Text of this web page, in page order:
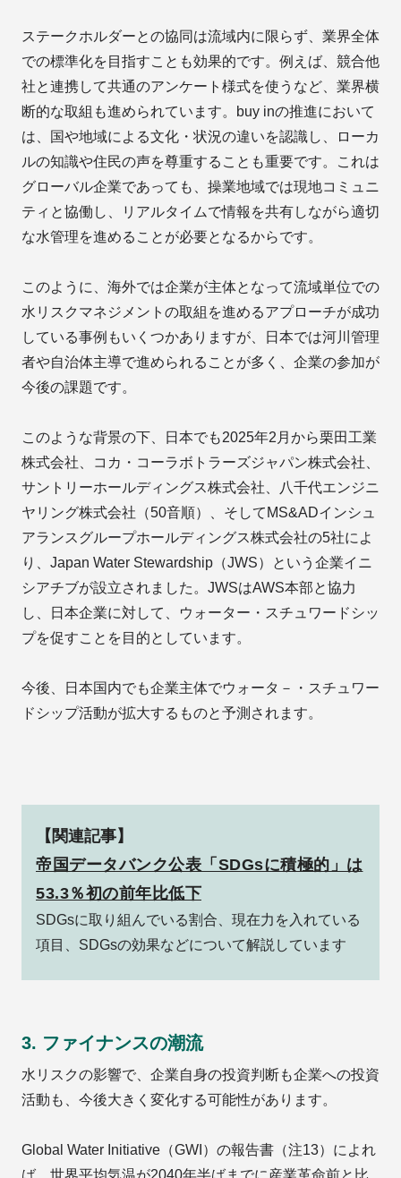
ステークホルダーとの協同は流域内に限らず、業界全体
での標準化を目指すことも効果的です。例えば、競合他
社と連携して共通のアンケート様式を使うなど、業界横
断的な取組も進められています。buy inの推進において
は、国や地域による文化・状況の違いを認識し、ローカ
ルの知識や住民の声を尊重することも重要です。これは
グローバル企業であっても、操業地域では現地コミュニ
ティと協働し、リアルタイムで情報を共有しながら適切
な水管理を進めることが必要となるからです。
このように、海外では企業が主体となって流域単位での
水リスクマネジメントの取組を進めるアプローチが成功
している事例もいくつかありますが、日本では河川管理
者や自治体主導で進められることが多く、企業の参加が
今後の課題です。
このような背景の下、日本でも2025年2月から栗田工業
株式会社、コカ・コーラボトラーズジャパン株式会社、
サントリーホールディングス株式会社、八千代エンジニ
ヤリング株式会社（50音順）、そしてMS&ADインシュ
アランスグループホールディングス株式会社の5社によ
り、Japan Water Stewardship（JWS）という企業イニ
シアチブが設立されました。JWSはAWS本部と協力
し、日本企業に対して、ウォーター・スチュワードシッ
プを促すことを目的としています。
今後、日本国内でも企業主体でウォータ－・スチュワー
ドシップ活動が拡大するものと予測されます。
【関連記事】
帝国データバンク公表「SDGsに積極的」は
53.3％初の前年比低下
SDGsに取り組んでいる割合、現在力を入れている
項目、SDGsの効果などについて解説しています
3. ファイナンスの潮流
水リスクの影響で、企業自身の投資判断も企業への投資
活動も、今後大きく変化する可能性があります。
Global Water Initiative（GWI）の報告書（注13）によれ